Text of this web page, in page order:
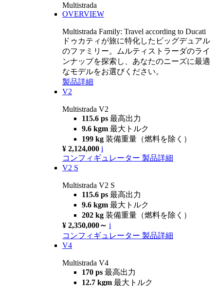
Multistrada
OVERVIEW
Multistrada Family: Travel according to Ducati
ドゥカティが旅に特化したビッグデュアル
のファミリー。ムルティストラーダのライ
ンナップを探索し、あなたのニーズに最適
なモデルをお選びください。
製品詳細
V2
Multistrada V2
115.6 ps 最高出力
9.6 kgm 最大トルク
199 kg 装備重量（燃料を除く）
¥ 2,124,000 i
コンフィギュレーター 製品詳細
V2 S
Multistrada V2 S
115.6 ps 最高出力
9.6 kgm 最大トルク
202 kg 装備重量（燃料を除く）
¥ 2,350,000～ i
コンフィギュレーター 製品詳細
V4
Multistrada V4
170 ps 最高出力
12.7 kgm 最大トルク